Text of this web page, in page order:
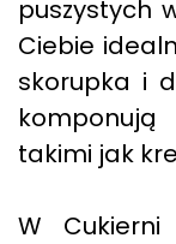
puszystych
Ciebie
skorupka i
takimi jak
W Cukierni